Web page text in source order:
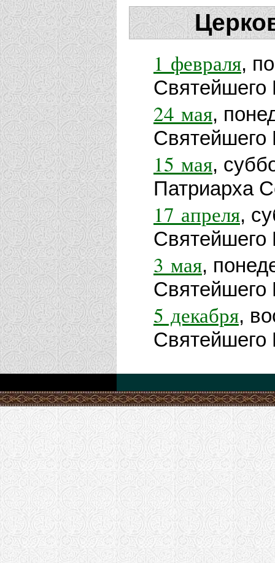
1 февраля,
Святейшего
24 мая,
Святейшего
15 мая,
Патриарха
17 апреля,
Святейшего
3 мая,
Святейшего
5 декабря,
Святейшего